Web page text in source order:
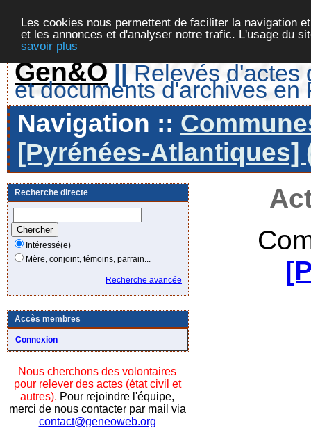
Les cookies nous permettent de faciliter la navigation
et les annonces et d'analyser notre trafic. L'usage du
savoir plus
Gen&O || Relevés d'actes
et documents d'archives en
Navigation ::
[Pyrénées-Atlantiques]
Recherche directe
Intéressé(e)
Mère, conjoint, témoins, parrain...
Recherche avancée
Accès membres
Connexion
Nous cherchons des volontaires
pour relever des actes (état civil et
autres). Pour rejoindre l'équipe,
merci de nous contacter par mail via
contact@geneoweb.org